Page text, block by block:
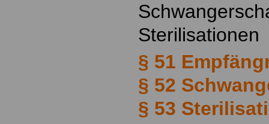
Sterilisationen
§ 51
§ 52
§ 53